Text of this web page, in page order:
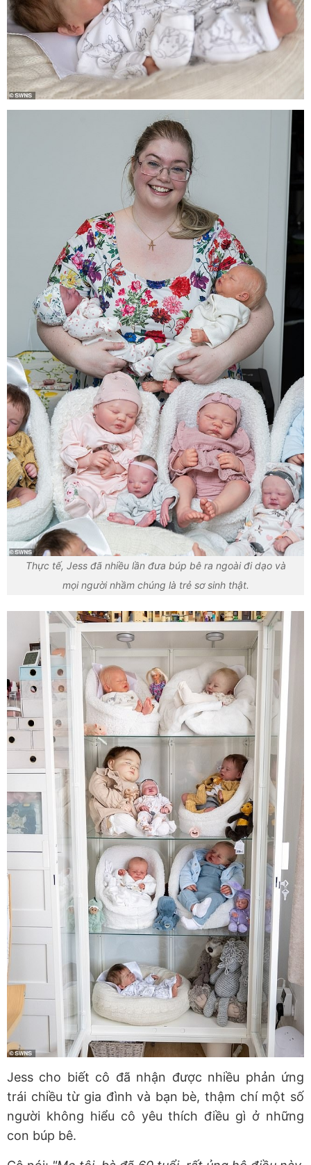
Thực tế, Jess đã nhiều lần đưa búp bê ra ngoài đi dạo và
mọi người nhầm chúng là trẻ sơ sinh thật.
Jess cho biết cô đã nhận được nhiều phản ứng
trái chiều từ gia đình và bạn bè, thậm chí một số
người không hiểu cô yêu thích điều gì ở những
con búp bê.